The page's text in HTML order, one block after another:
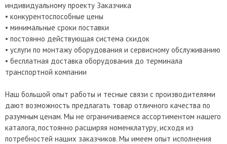
индивидуальному проекту Заказчика
• конкурентоспособные цены
• минимальные сроки поставки
• постоянно действующая система скидок
• услуги по монтажу оборудования и сервисному обслуживанию
• бесплатная доставка оборудования до терминала
транспортной компании
Наш большой опыт работы и тесные связи с производителями
дают возможность предлагать товар отличного качества по
разумным ценам. Мы не ограничиваемся ассортиментом нашего
каталога, постоянно расширяя номенклатуру, исходя из
потребностей наших заказчиков. Мы имеем опыт исполнения